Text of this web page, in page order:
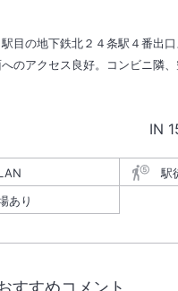
目の地下鉄北２４条駅４番出
のアクセス良好。コンビニ隣
IN
駅
あり
すすめコメント